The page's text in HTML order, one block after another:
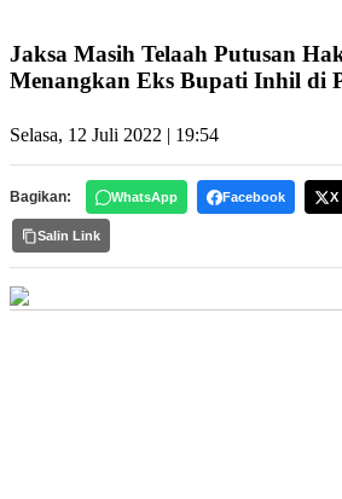
Jaksa Masih Telaah Putusan
Menangkan Eks Bupati Inhil di
Selasa, 12 Juli 2022 | 19:54
Bagikan: WhatsApp Facebook X
Salin Link